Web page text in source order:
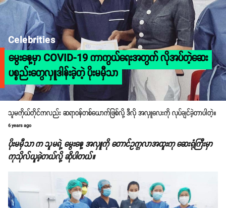
Celebrities
မွေးနေ့မှာ COVID-19 ကာကွယ်ရေးအတွက် လိုအပ်တဲ့ဆေး
ပစ္စည်းတွေလှူဒါန်းခဲ့တဲ့ ပိုးမမှီသာ
သူမကိုယ်တိုင်ကလည်း ဆရာဝန်တစ်ယောက်ဖြစ်လို့ ဒီလို အလှူလေးကို လုပ်ချင်ခဲ့တာပါတဲ့။
6 years ago
ပိုးမမှီသာ က သူမရဲ့ မွေးနေ့ အလှူကို တောင်ဥက္ကလာအထူးကု ဆေးရုံကြီးမှာ
ကုသိုလ်ယူခဲ့တယ်လို့ ဆိုပါတယ်။